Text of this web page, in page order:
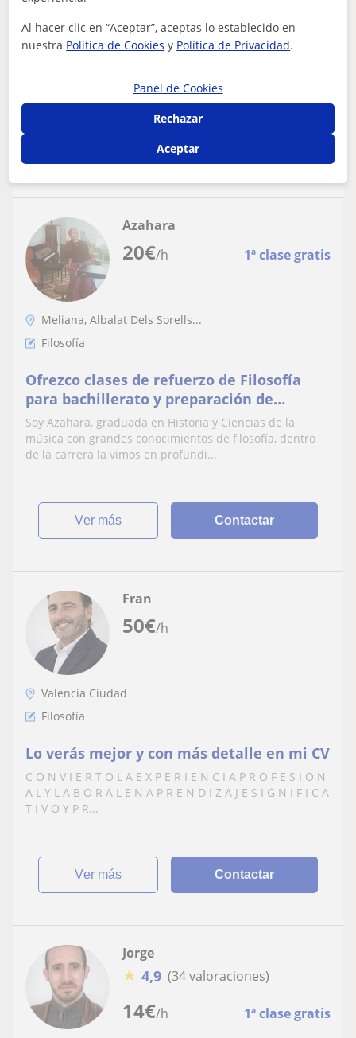
Filosofía on-line para todos!
¡Hola amig@! ¡Bienvenido a mi perfil! Como estudiante
de la Universidad de Valencia...
20€/h 1ª clase gratis
Azahara
Meliana, Albalat Dels Sorells...
Filosofía
Ofrezco clases de refuerzo de Filosofía
para bachillerato y preparación de
selectividad
Soy Azahara, graduada en Historia y Ciencias de la
música con grandes conocimientos de filosofía, dentro
de la carrera la vimos en profundi...
ver más Contactar
50€/h
Fran
Valencia Ciudad
Filosofía
Lo verás mejor y con más detalle en mi CV
C O N V I E R T O L A E X P E R I E N C I A P R O F E S I O N
A L Y L A B O R A L E N A P R E N D I Z A J E S I G N I F I C A
T I V O Y P R...
ver más Contactar
14€/h 1ª clase gratis
Jorge
★ 4,9 (34 valoraciones)
Al hacer clic en “Aceptar”, aceptas lo establecido en
nuestra Política de Cookies y Política de Privacidad.
Panel de Cookies
Rechazar
Aceptar